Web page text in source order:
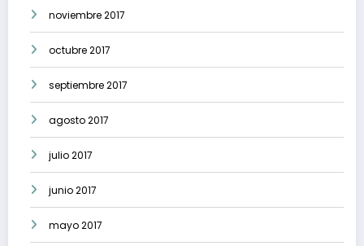
noviembre 2017
octubre 2017
septiembre 2017
agosto 2017
julio 2017
junio 2017
mayo 2017